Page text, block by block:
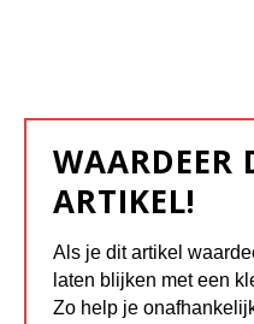
WAARDEER
ARTIKEL!
Als je dit artikel
laten blijken met een
Zo help je